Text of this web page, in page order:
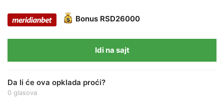
Bonus RSD26000
Idi na sajt
Da li će ova opklada proći?
0 glasova